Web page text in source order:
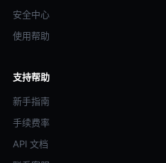
安全中心
使用帮助
支持帮助
新手指南
手续费率
API 文档